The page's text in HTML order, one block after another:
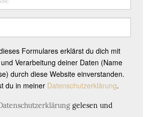
Formulares erklärst du dich mit
Verarbeitung deiner Daten (Name
durch diese Website einverstanden.
du in meiner Datenschutzerklärung.
gelesen und